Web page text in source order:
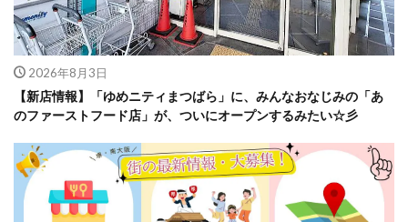
2026年8月3日
【新店情報】「ゆめニティまつばら」に、みんなおなじみの「あ
のファーストフード店」が、ついにオープンするみたい☆彡